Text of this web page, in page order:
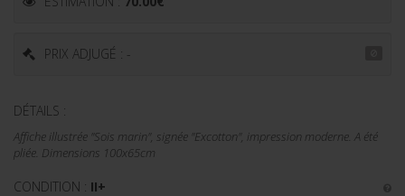
PRIX ADJUGÉ : -
DÉTAILS :
Affiche illustrée "Sois marin", signée "Excotton", impression moderne. A été
pliée. Dimensions 100x65cm
CONDITION : II+